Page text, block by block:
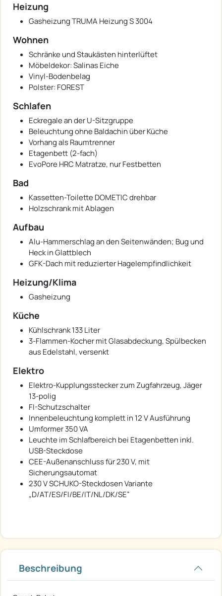
Heizung
Gasheizung TRUMA Heizung S 3004
Wohnen
Schränke und Staukästen hinterlüftet
Möbeldekor: Salinas Eiche
Vinyl-Bodenbelag
Polster: FOREST
Schlafen
Eckregale an der U-Sitzgruppe
Beleuchtung ohne Baldachin über Küche
Vorhang als Raumtrenner
Etagenbett (2-fach)
EvoPore HRC Matratze, nur Festbetten
Bad
Kassetten-Toilette DOMETIC drehbar
Holzschrank mit Ablagen
Aufbau
Alu-Hammerschlag an den Seitenwänden; Bug und
Heck in Glattblech
GFK-Dach mit reduzierter Hagelempfindlichkeit
Heizung/Klima
Gasheizung
Küche
Kühlschrank 133 Liter
3-Flammen-Kocher mit Glasabdeckung, Spülbecken
aus Edelstahl, versenkt
Elektro
Elektro-Kupplungsstecker zum Zugfahrzeug, Jäger
13-polig
FI-Schutzschalter
Innenbeleuchtung komplett in 12 V Ausführung
Umformer 350 VA
Leuchte im Schlafbereich bei Etagenbetten inkl.
USB-Steckdose
CEE-Außenanschluss für 230 V, mit
Sicherungsautomat
230 V SCHUKO-Steckdosen Variante
„D/AT/ES/FI/BE/IT/NL/DK/SE“
Beschreibung